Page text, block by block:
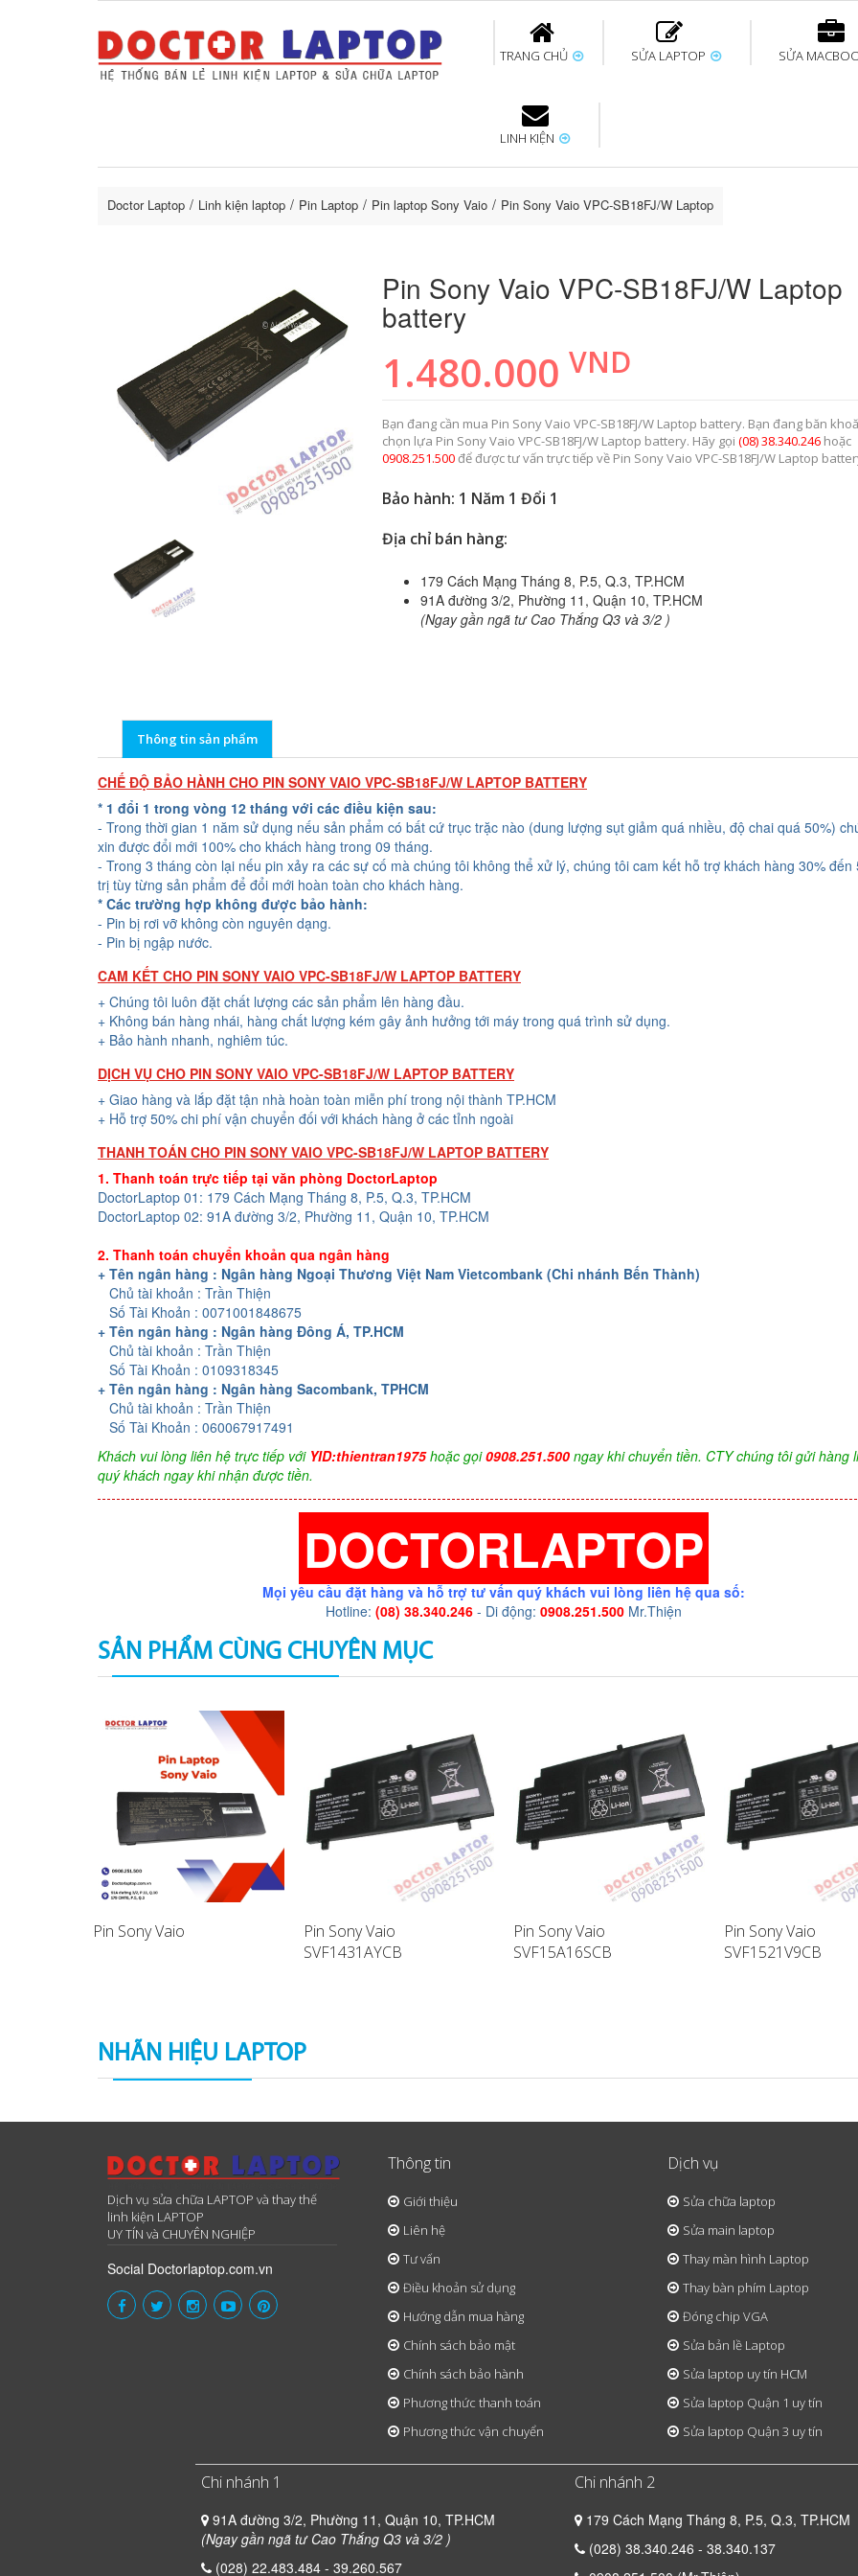
TRANG CHỦ SỬA LAPTOP
Sửa Laptop uy tín Thay bàn phím Thay màn hình Thay Pin
SỬA
Sửa Macbook uy tín Thay pin Macbook Thay màn hình
Thay pin Surface Sửa Surface không
LINH KIỆN
Doctor Laptop Linh kiện laptop Pin Laptop Pin laptop Sony Vaio Pin Sony Vaio VPC-SB18FJ/W Laptop battery
Pin Sony Vaio VPC-SB18FJ/W Laptop
battery
1.480.000 VND
Bạn đang cần mua Pin Sony Vaio VPC-SB18FJ/W Laptop battery. Bạn đang băn
chọn lựa Pin Sony Vaio VPC-SB18FJ/W Laptop battery. Hãy gọi(08) 38.340.246 hoặc
0908.251.500để được tư vấn trực tiếp về Pin Sony Vaio VPC-SB18FJ/W Laptop
Bảo hành: 1 Năm 1 Đổi 1
Địa chỉ bán hàng:
179 Cách Mạng Tháng 8, P.5, Q.3, TP.HCM
91A đường 3/2, Phường 11, Quận 10, TP.HCM
(Ngay gần ngã tư Cao Thắng Q3 và 3/2 )
Thông tin sản phẩm
CHẾ ĐỘ BẢO HÀNH CHO PIN SONY VAIO VPC-SB18FJ/W LAPTOP BATTERY
* 1 đổi 1 trong vòng 12 tháng với các điều kiện sau:
- Trong thời gian 1 năm sử dụng nếu sản phẩm có bất cứ trục trặc nào (dung lượng sụt giảm quá nhiều, độ chai quá 50%)
xin được đổi mới 100% cho khách hàng trong 09 tháng.
- Trong 3 tháng còn lại nếu pin xảy ra các sự cố mà chúng tôi không thể xử lý, chúng tôi cam kết hỗ trợ khách hàng 30% đến
trị tùy từng sản phẩm để đổi mới hoàn toàn cho khách hàng.
* Các trường hợp không được bảo hành:
- Pin bị rơi vỡ không còn nguyên dạng.
- Pin bị ngập nước.
CAM KẾT CHO PIN SONY VAIO VPC-SB18FJ/W LAPTOP BATTERY
+ Chúng tôi luôn đặt chất lượng các sản phẩm lên hàng đầu.
+ Không bán hàng nhái, hàng chất lượng kém gây ảnh hưởng tới máy trong quá trình sử dụng.
+ Bảo hành nhanh, nghiêm túc.
DỊCH VỤ CHO PIN SONY VAIO VPC-SB18FJ/W LAPTOP BATTERY
+ Giao hàng và lắp đặt tận nhà hoàn toàn miễn phí trong nội thành TP.HCM
+ Hỗ trợ 50% chi phí vận chuyển đối với khách hàng ở các tỉnh ngoài
THANH TOÁN CHO PIN SONY VAIO VPC-SB18FJ/W LAPTOP BATTERY
1. Thanh toán trực tiếp tại văn phòng DoctorLaptop
DoctorLaptop 01: 179 Cách Mạng Tháng 8, P.5, Q.3, TP.HCM
DoctorLaptop 02: 91A đường 3/2, Phường 11, Quận 10, TP.HCM
2. Thanh toán chuyển khoản qua ngân hàng
+ Tên ngân hàng : Ngân hàng Ngoại Thương Việt Nam Vietcombank (Chi nhánh Bến Thành)
Chủ tài khoản : Trần Thiện
Số Tài Khoản : 0071001848675
+ Tên ngân hàng : Ngân hàng Đông Á, TP.HCM
Chủ tài khoản : Trần Thiện
Số Tài Khoản : 0109318345
+ Tên ngân hàng : Ngân hàng Sacombank, TPHCM
Chủ tài khoản : Trần Thiện
Số Tài Khoản : 060067917491
Khách vui lòng liên hệ trực tiếp với YID:thientran1975hoặc gọi0908.251.500 ngay khi chuyển tiền. CTY chúng tôi gửi hàng
quý khách ngay khi nhận được tiền.
DOCTORLAPTOP
Mọi yêu cầu đặt hàng và hỗ trợ tư vấn quý khách vui lòng liên hệ qua số:
Hotline: (08) 38.340.246- Di động: 0908.251.500Mr.Thiện
SẢN PHẨM CÙNG CHUYÊN MỤC
Pin Sony Vaio
Pin Sony Vaio
SVF1431AYCB
Pin Sony Vaio
SVF15A16SCB
Pin Sony Vaio
SVF1521V9CB
NHÃN HIỆU LAPTOP
Dịch vụ sửa chữa LAPTOP và thay thế
linh kiện LAPTOP
UY TÍN và CHUYÊN NGHIỆP
Social Doctorlaptop.com.vn
Thông tin
Giới thiệu
Liên hệ
Tư vấn
Điều khoản sử dụng
Hướng dẫn mua hàng
Chính sách bảo mật
Chính sách bảo hành
Phương thức thanh toán
Phương thức vận chuyển
Dịch vụ
Sửa chữa laptop
Sửa main laptop
Thay màn hình Laptop
Thay bàn phím Laptop
Đóng chip VGA
Sửa bản lề Laptop
Sửa laptop uy tín HCM
Sửa laptop Quận 1 uy tín
Sửa laptop Quận 3 uy tín
Chi nhánh 1
91A đường 3/2, Phường 11, Quận 10, TP.HCM
(Ngay gần ngã tư Cao Thắng Q3 và 3/2 )
(028) 22.483.484 - 39.260.567
Chi nhánh 2
179 Cách Mạng Tháng 8, P.5, Q.3, TP.HCM
(028) 38.340.246 - 38.340.137